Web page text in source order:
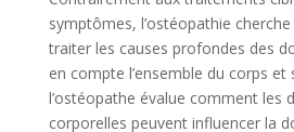
symptômes, l’ostéopathie
traiter les causes profondes des
en compte l’ensemble du corps et
l’ostéopathe évalue comment les
corporelles peuvent influencer la